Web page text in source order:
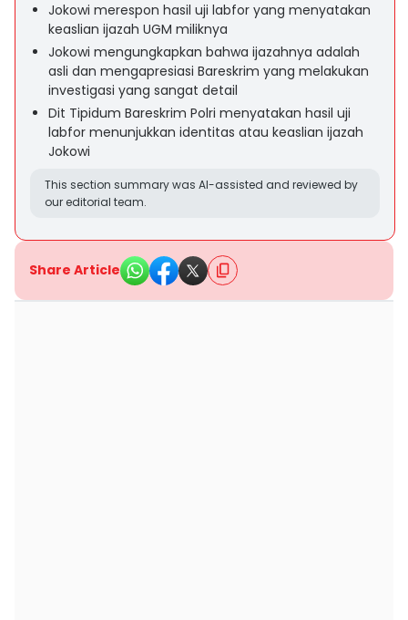
Jokowi merespon hasil uji labfor yang menyatakan
keaslian ijazah UGM miliknya
Jokowi mengungkapkan bahwa ijazahnya adalah
asli dan mengapresiasi Bareskrim yang melakukan
investigasi yang sangat detail
Dit Tipidum Bareskrim Polri menyatakan hasil uji
labfor menunjukkan identitas atau keaslian ijazah
Jokowi
This section summary was AI-assisted and reviewed by
our editorial team.
Share Article